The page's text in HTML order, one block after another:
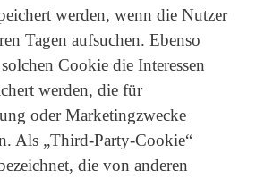
werden, wenn die Nutzer
Tagen aufsuchen. Ebenso
Cookie die Interessen
werden, die für
oder Marketingzwecke
Als „Third-Party-Cookie“
die von anderen